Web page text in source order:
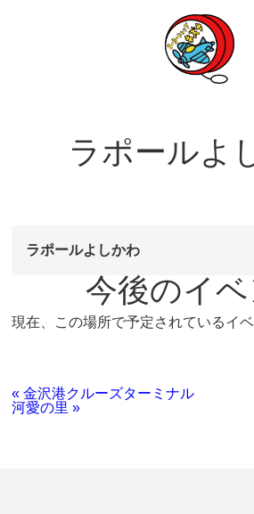
ラポールよ
ラポールよしかわ
今後のイベ
現在、この場所で予定されているイ
« 金沢港クルーズターミナル
河愛の里 »